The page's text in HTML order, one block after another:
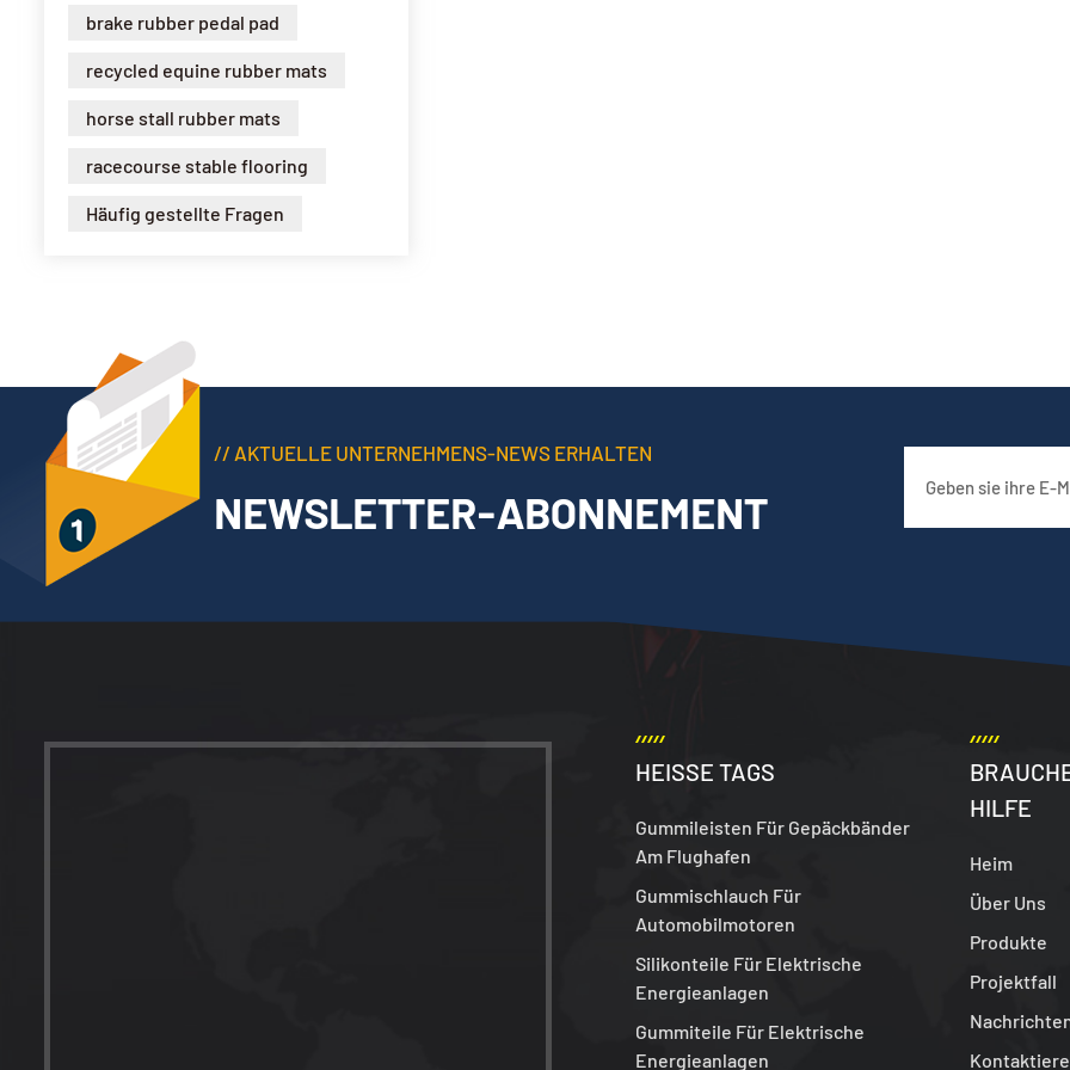
brake rubber pedal pad
recycled equine rubber mats
horse stall rubber mats
racecourse stable flooring
Häufig gestellte Fragen
// AKTUELLE UNTERNEHMENS-NEWS ERHALTEN
NEWSLETTER-ABONNEMENT
HEISSE TAGS
Gummileisten Für Gepäckbänder
Am Flughafen
Gummischlauch Für
Automobilmotoren
Silikonteile Für Elektrische
Energieanlagen
Gummiteile Für Elektrische
Energieanlagen
HILFE
Heim
Über Uns
Produkte
Projektfall